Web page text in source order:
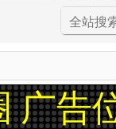
告